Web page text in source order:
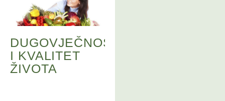
DUGOVJEČNOST
I KVALITET
ŽIVOTA